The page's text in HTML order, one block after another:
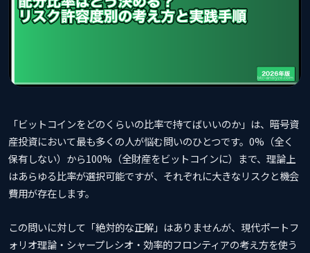
「ビットコインをどのくらいの比率で持てばいいのか」は、暗号資
産投資において最も多くの人が悩む問いのひとつです。0%（全く
保有しない）から100%（全財産をビットコインに）まで、理論上
はあらゆる比率が選択可能ですが、それぞれに大きなリスクと機会
費用が存在します。
この問いに対して「絶対的な正解」はありませんが、現代ポートフ
ォリオ理論・シャープレシオ・効率的フロンティアの考え方を使う